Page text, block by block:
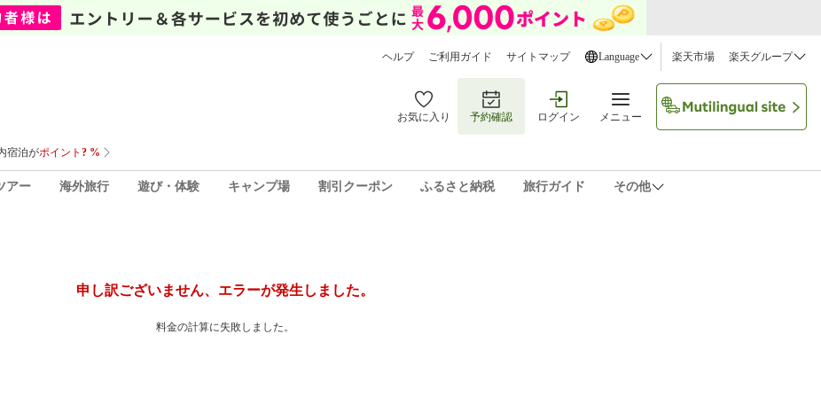
ヘルプ ご利用ガイド サイトマップ Language 楽天市場 楽天グループ
お気に入り 予約確認 ログイン メニュー
アー 海外旅行 遊び・体験 キャンプ場 割引クーポン ふるさと納税 旅行ガイド その他
申し訳ございません、エラーが発生しました。
料金の計算に失敗しました。